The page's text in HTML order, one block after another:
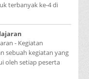
terbanyak ke-4 di
- Kegiatan
sebuah kegiatan yang
oleh setiap peserta